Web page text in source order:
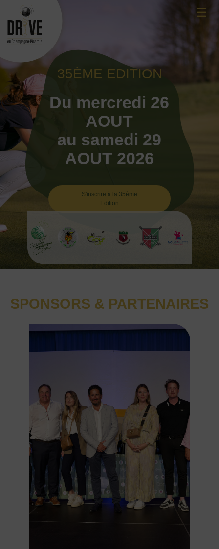
content
☰
35ÈME EDITION
Du mercredi 26
AOUT
au samedi 29
AOUT 2026
S'inscrire à la 35ème
Edition
SPONSORS & PARTENAIRES